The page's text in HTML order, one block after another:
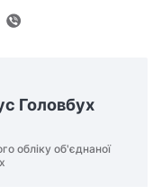
Головбух
обліку об'єднаної